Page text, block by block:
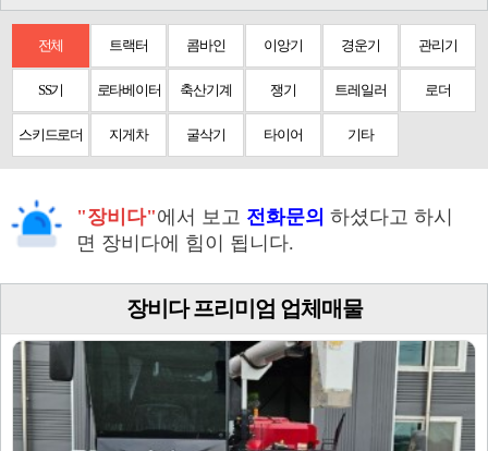
전체 트랙터 콤바인 이앙기 경운기 관리기
SS기 로타베이터 축산기계 쟁기 트레일러 로더
스키드로더 지게차 굴삭기 타이어 기타
"장비다"에서 보고 전화문의 하셨다고 하시
면 장비다에 힘이 됩니다.
장비다 프리미엄 업체매물